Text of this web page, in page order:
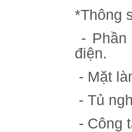
*Thông
-
điện.
- Mặt
- Tủ
- Công